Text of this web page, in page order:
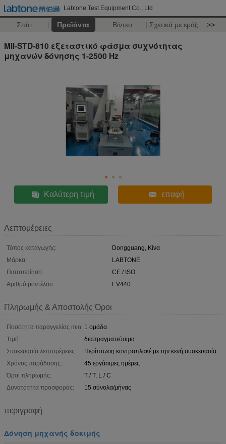
Labtone Test Equipment Co., Ltd
Σπίτι Προϊόντα Βίντεο Σχετικά με εμάς >>
Mil-STD-810 εξεταστικό φάσμα συχνότητας
μηχανών δόνησης 1-2500 Hz
Καλύτερη τιμή επαφή
Λεπτομέρειες
Τόπος καταγωγής:
Dongguang, Κίνα
Μάρκα:
LABTONE
Πιστοποίηση:
CE / ISO
Αριθμό μοντέλου:
EV440
Πληρωμής & Αποστολής Όροι
Ποσότητα παραγγελίας min: 1 ομάδα
Τιμή:
διαπραγματεύσιμα
Συσκευασία λεπτομέρειες:
Περίπτωση κοντραπλακέ με την κενή συσκευασία
Χρόνος παράδοσης:
45 εργάσιμες ημέρες
Όροι πληρωμής:
T / T, L / C
Δυνατότητα προσφοράς:
15 σύνολα/μήνας
περιγραφή
Δόνηση μηχανής δοκιμής